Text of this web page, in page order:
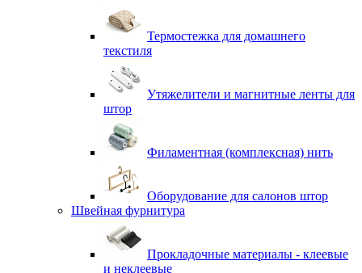
Термостежка для домашнего
текстиля
Утяжелители и магнитные ленты для
штор
Филаментная (комплексная) нить
Оборудование для салонов штор
Швейная фурнитура
Прокладочные материалы - клеевые
и неклеевые